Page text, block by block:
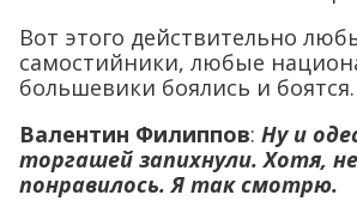
Вот этого действительно
самостийники, любые
большевики боялись и боятся.
Валентин Филиппов: Ну и
торгашей запихнули. Хотя,
понравилось. Я так смотрю.